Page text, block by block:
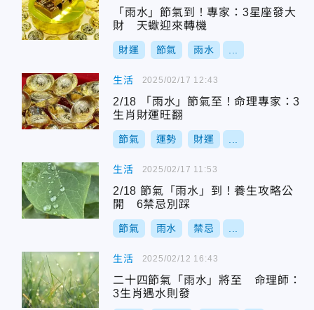
「雨水」節氣到！專家：3星座發大
財 天蠍迎來轉機
財運 節氣 雨水
生活
2/18 「雨水」節氣至！命理專家：3
生肖財運旺翻
節氣 運勢 財運
2025/02/17 12:43
生活
2/18 節氣「雨水」到！養生攻略公
開 6禁忌別踩
節氣 雨水 禁忌
2025/02/17 11:53
生活
二十四節氣「雨水」將至 命理師：
3生肖遇水則發
2025/02/12 16:43